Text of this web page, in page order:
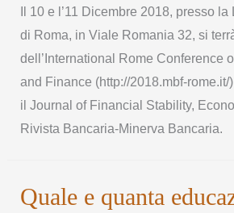
Il 10 e l’11 Dicembre 2018, presso
di Roma, in Viale Romania 32, si
dell’International Rome Conference
and Finance (http://2018.mbf-rome.it/
il Journal of Financial Stability,
Rivista Bancaria-Minerva Bancaria.
Quale e quanta